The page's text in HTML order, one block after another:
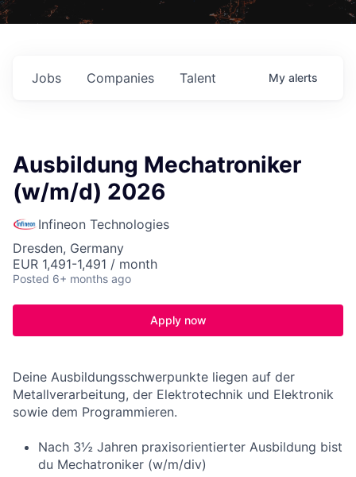
Jobs Companies Talent My alerts
Ausbildung Mechatroniker
(w/m/d) 2026
Infineon Technologies
Dresden, Germany
EUR 1,491-1,491 / month
Posted 6+ months ago
Apply now
Deine Ausbildungsschwerpunkte liegen auf der
Metallverarbeitung, der Elektrotechnik und Elektronik
sowie dem Programmieren.
Nach 3½ Jahren praxisorientierter Ausbildung bist
du Mechatroniker (w/m/div)